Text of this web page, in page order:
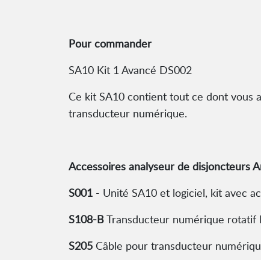
Pour commander
SA10 Kit 1 Avancé DS002
Ce kit SA10 contient tout ce dont vous
transducteur numérique.
Accessoires analyseur de disjoncteurs
S001 - Unité SA10 et logiciel, kit avec
S108-BTransducteur numérique rotatif
S205 Câble pour transducteur